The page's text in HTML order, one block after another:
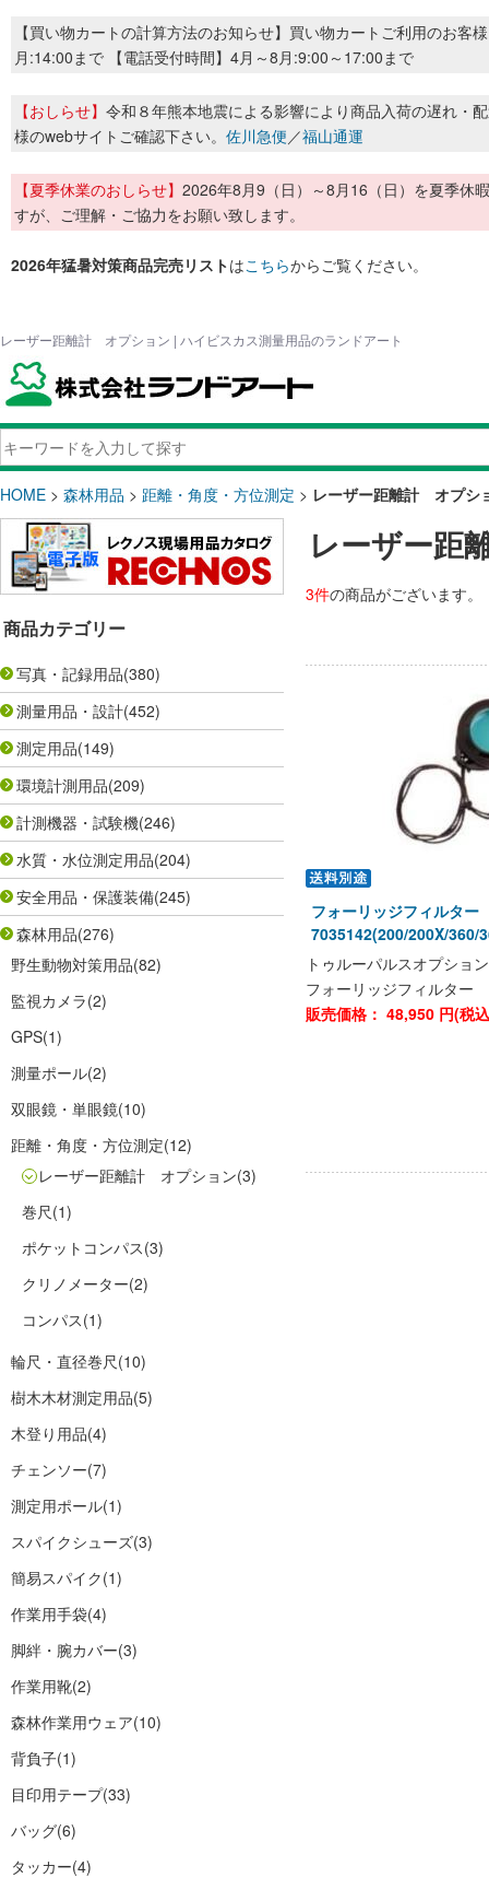
【買い物カートの計算方法のお知らせ】買い物カートご利用のお客
月:14:00まで 【電話受付時間】4月～8月:9:00～17:00まで
【おしらせ】 令和８年熊本地震による影響により商品入荷の遅れ・
様のwebサイトご確認下さい。 佐川急便／福山通運
【夏季休業のおしらせ】 2026年8月9（日）～8月16（日）を夏季休
すが、ご理解・ご協力をお願い致します。
2026年猛暑対策商品完売リストはこちらからご覧ください。
レーザー距離計 オプション | ハイビスカス測量用品のランドアート
HOME > 森林用品 > 距離・角度・方位測定 > レーザー距離計 オプシ
商品カテゴリー
写真・記録用品(380)
測量用品・設計(452)
測定用品(149)
環境計測用品(209)
計測機器・試験機(246)
水質・水位測定用品(204)
安全用品・保護装備(245)
森林用品(276)
野生動物対策用品(82)
監視カメラ(2)
GPS(1)
測量ポール(2)
双眼鏡・単眼鏡(10)
距離・角度・方位測定(12)
レーザー距離計 オプション(3)
巻尺(1)
ポケットコンパス(3)
クリノメーター(2)
コンパス(1)
輪尺・直径巻尺(10)
樹木木材測定用品(5)
木登り用品(4)
チェンソー(7)
測定用ポール(1)
スパイクシューズ(3)
簡易スパイク(1)
作業用手袋(4)
脚絆・腕カバー(3)
作業用靴(2)
森林作業用ウェア(10)
背負子(1)
目印用テープ(33)
バッグ(6)
タッカー(4)
レーザー距
3件の商品がございます。
フォーリッジフィルタ
7035142(200/200X/360/
トゥルーパルスオプション
フォーリッジフィルター
販売価格： 48,950 円(税